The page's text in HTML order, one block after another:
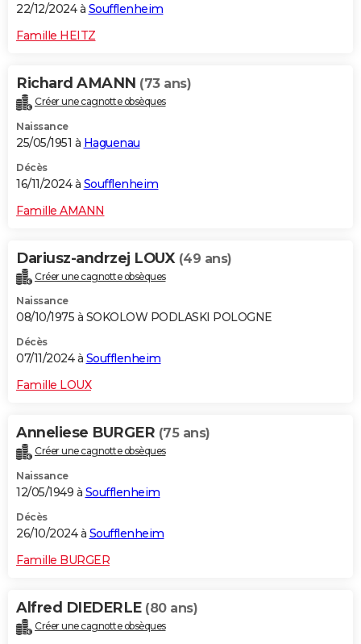
22/12/2024 à Soufflenheim
Famille HEITZ
Richard AMANN (73 ans)
Créer une cagnotte obsèques
Naissance
25/05/1951 à Haguenau
Décès
16/11/2024 à Soufflenheim
Famille AMANN
Dariusz-andrzej LOUX (49 ans)
Créer une cagnotte obsèques
Naissance
08/10/1975 à SOKOLOW PODLASKI POLOGNE
Décès
07/11/2024 à Soufflenheim
Famille LOUX
Anneliese BURGER (75 ans)
Créer une cagnotte obsèques
Naissance
12/05/1949 à Soufflenheim
Décès
26/10/2024 à Soufflenheim
Famille BURGER
Alfred DIEDERLE (80 ans)
Créer une cagnotte obsèques